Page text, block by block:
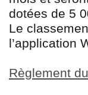
dotées de 5
Le
l’application
Règlement